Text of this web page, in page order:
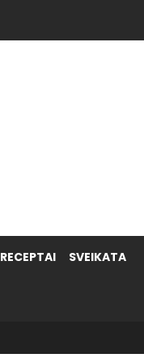
RECEPTAI SVEIKATA